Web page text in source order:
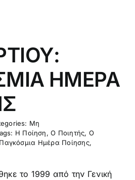
ΗΜΕΡΑ
Μη
Η Ποίηση,Ο Ποιητής, Ο
Παγκόσμια Ημέρα Ποίησης,
το 1999 από την Γενική